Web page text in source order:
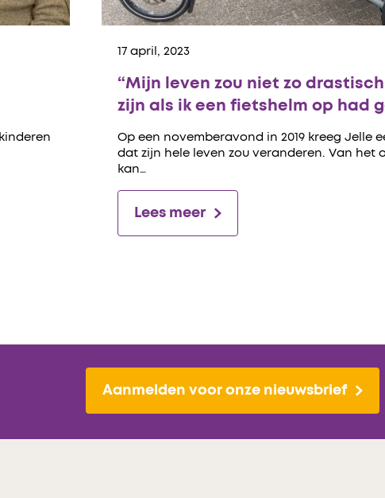
17 april, 2023
“Mijn leven zou niet zo
zijn als ik een fietshelm op had
Op een novemberavond in 2019 kreeg Jelle
dat zijn hele leven zou veranderen. Van het
kan…
Lees meer
Aanmelden voor onze nieuwsbrief